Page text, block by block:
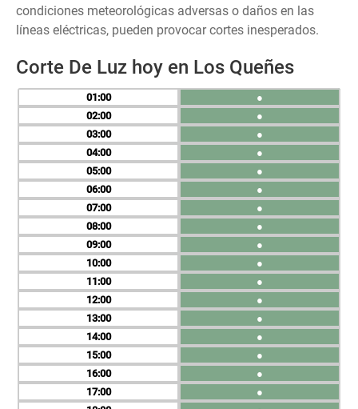
condiciones meteorológicas adversas o daños en las
líneas eléctricas, pueden provocar cortes inesperados.
Corte De Luz hoy en Los Queñes
01
02
03
04
05
06
07
08
09
10
11
12
13
14
15
16
17
●
●
●
●
●
●
●
●
●
●
●
●
●
●
●
●
●